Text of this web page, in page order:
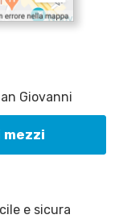
Giovanni
mezzi
e sicura